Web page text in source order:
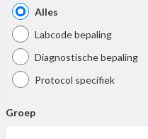
Alles
Labcode bepaling
Diagnostische bepaling
Protocol specifiek
Groep